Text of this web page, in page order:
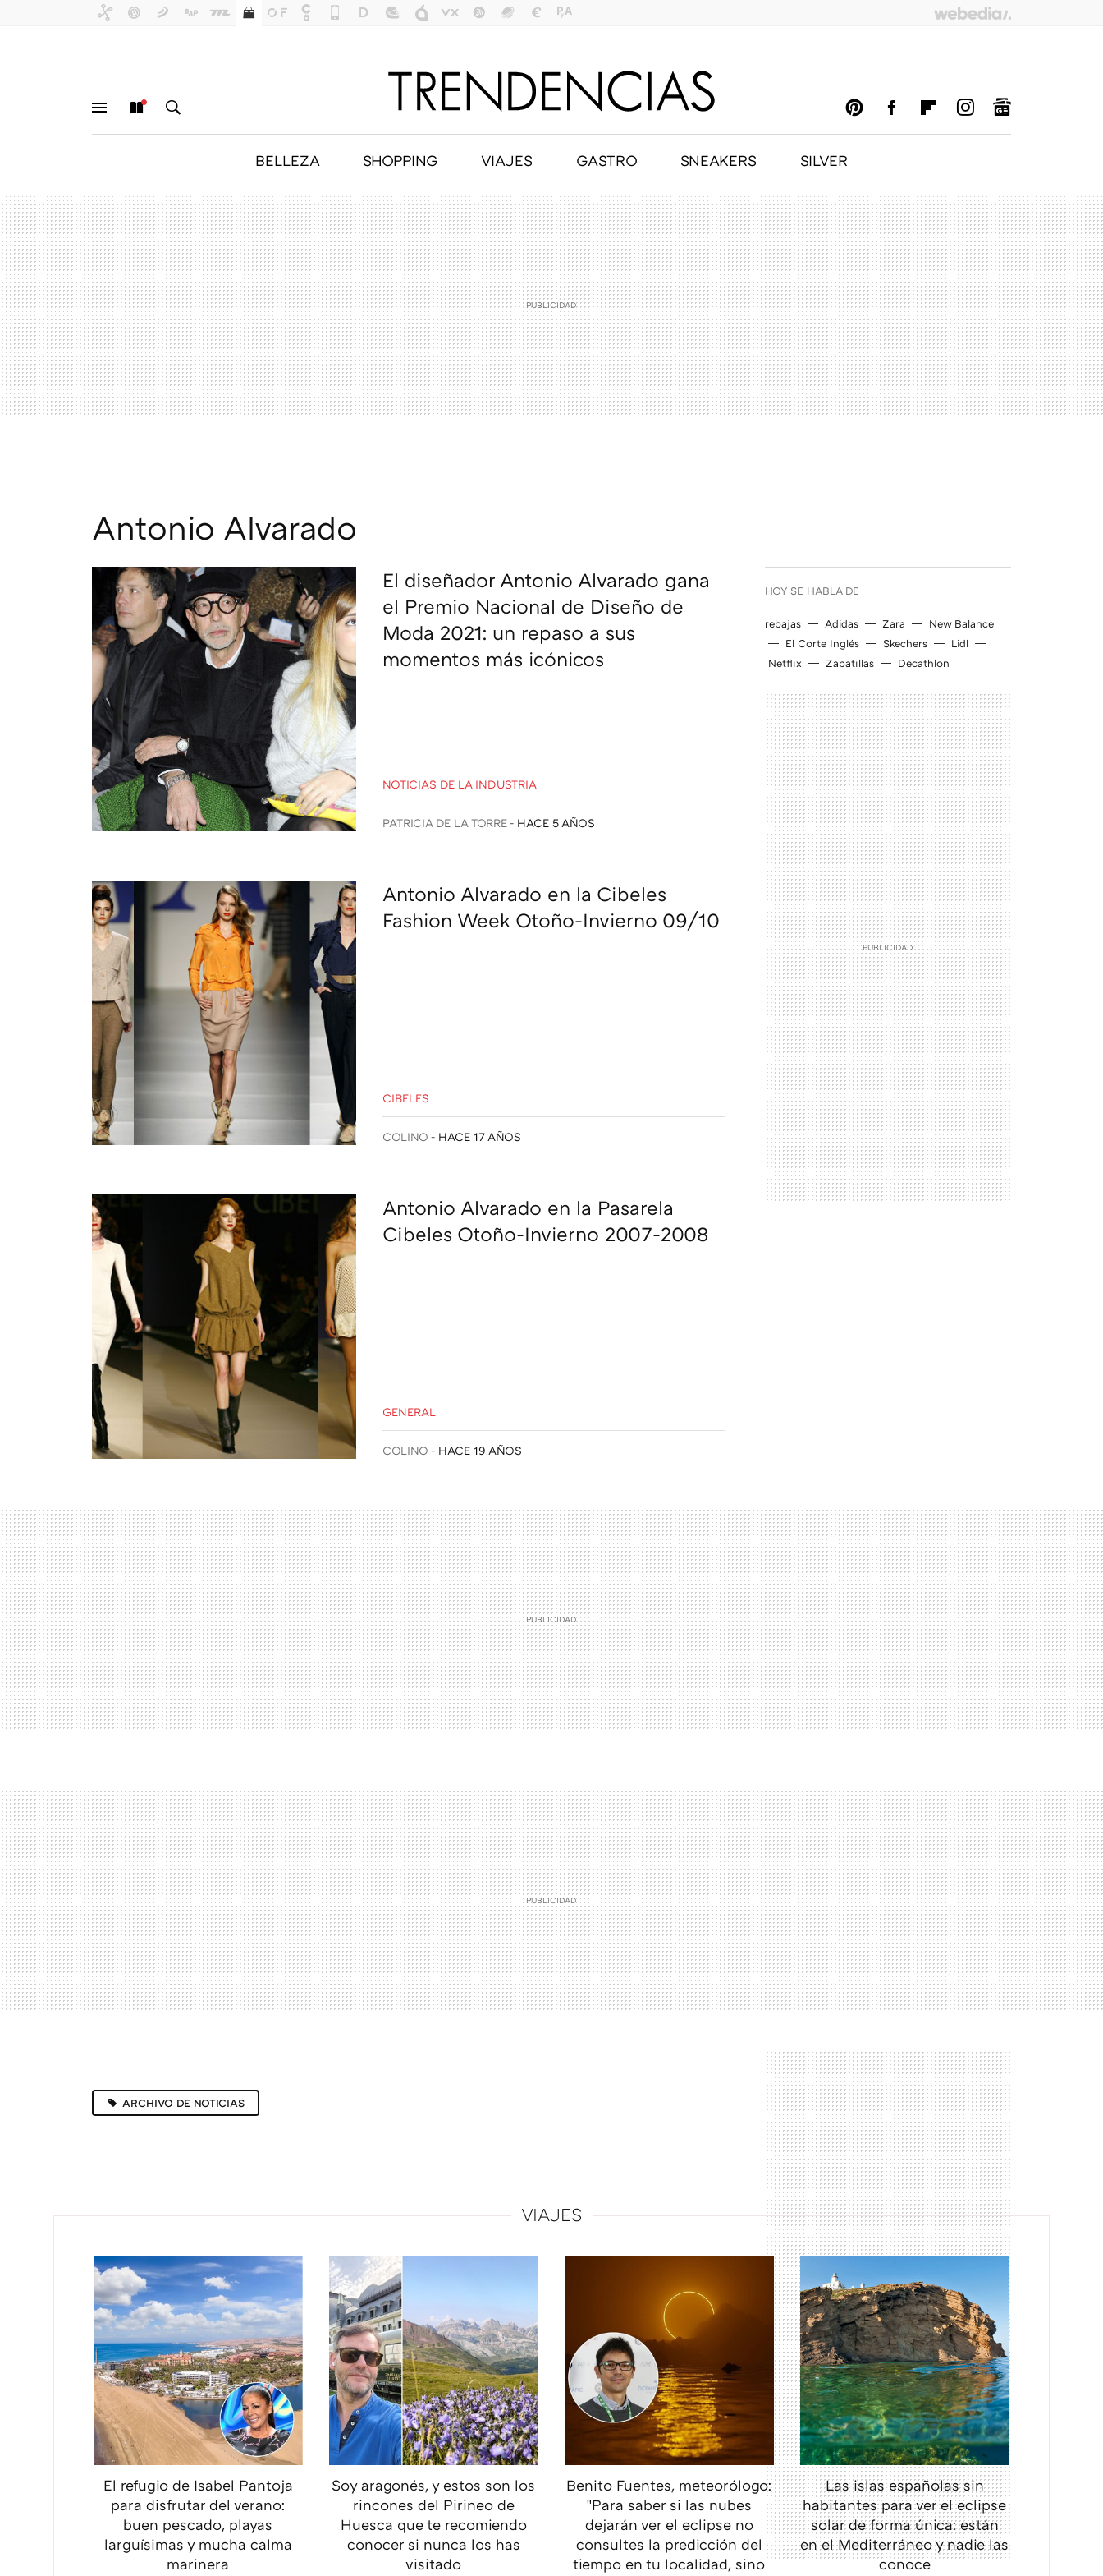
BELLEZA SHOPPING VIAJES GASTRO SNEAKERS SILVER
Antonio Alvarado
HOY SE HABLA DE
rebajas Adidas Zara
New Balance
El Corte Inglés
Skechers
Lidl
Netflix
Zapatillas Decathlon
El diseñador Antonio Alvarado gana
el Premio Nacional de Diseño de
Moda 2021: un repaso a sus
momentos más icónicos
NOTICIAS DE LA INDUSTRIA
PATRICIA DE LA TORRE HACE 5 AÑOS
Antonio Alvarado en la Cibeles
Fashion Week Otoño-Invierno 09/10
CIBELES
COLINO HACE 17 AÑOS
Antonio Alvarado en la Pasarela
Cibeles Otoño-Invierno 2007-2008
GENERAL
COLINO HACE 19 AÑOS
ARCHIVO DE NOTICIAS
VIAJES
El refugio de Isabel Pantoja
para disfrutar del verano:
buen pescado, playas
larguísimas y mucha calma
marinera
Soy aragonés, y estos son los
rincones del Pirineo de
Huesca que te recomiendo
conocer si nunca los has
visitado
Benito Fuentes, meteorólogo:
"Para saber si las nubes
dejarán ver el eclipse no
consultes la predicción del
tiempo en tu localidad, sino
Las islas españolas sin
habitantes para ver el eclipse
solar de forma única: están
en el Mediterráneo y nadie las
conoce